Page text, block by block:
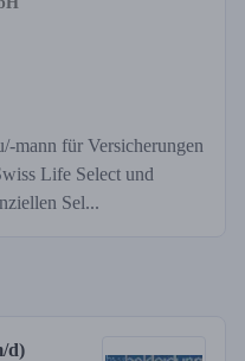
mann für Versicherungen
Life Select und
Sel...
d)